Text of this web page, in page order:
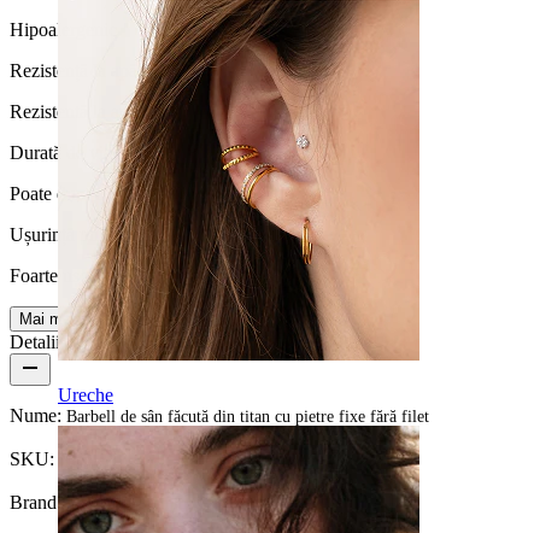
Ureche
Hipoalergenic
Rezistență la apă
Rezistentă la apă
Durată de viață
Poate dura o viață
Ușurință utilizare
Foarte ușor
Mai multe
Detalii produs
Nume: Barbell de sân făcută din titan cu pietre fixe fără filet
SKU: Nipple-100
Brand:Bodymod Premium